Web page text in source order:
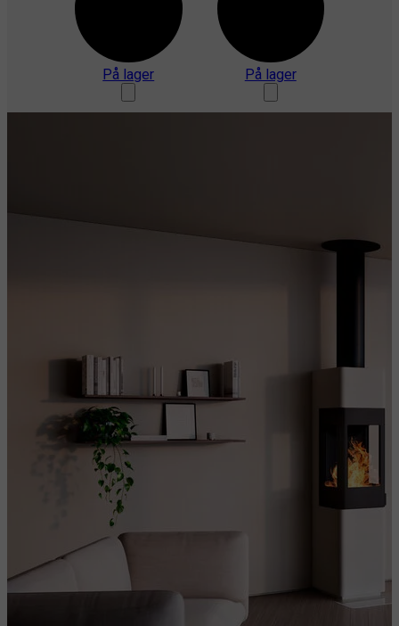
På lager På lager